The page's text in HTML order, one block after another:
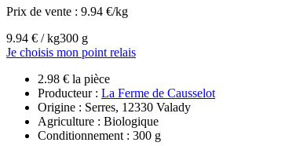
Prix de vente : 9.94 €/kg
9.94 € / kg300 g
Je choisis mon point relais
2.98 € la pièce
Producteur : La Ferme de Causselot
Origine : Serres, 12330 Valady
Agriculture : Biologique
Conditionnement : 300 g